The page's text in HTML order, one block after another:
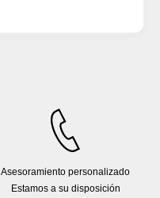
Asesoramiento personalizado
Estamos a su disposición